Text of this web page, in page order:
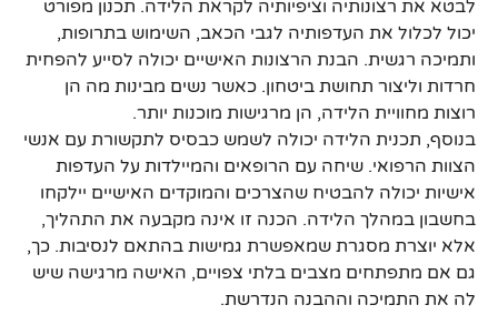
לבטא את רצונותיה וציפיותיה לקראת הלידה. תכנון מפורט
יכול לכלול את העדפותיה לגבי הכאב, השימוש בתרופות,
ותמיכה רגשית. הבנת הרצונות האישיים יכולה לסייע להפחית
חרדות וליצור תחושת ביטחון. כאשר נשים מבינות מה הן
רוצות מחוויית הלידה, הן מרגישות מוכנות יותר.
בנוסף, תכנית הלידה יכולה לשמש כבסיס לתקשורת עם אנשי
הצוות הרפואי. שיחה עם הרופאים והמיילדות על העדפות
אישיות יכולה להבטיח שהצרכים והמוקדים האישיים יילקחו
בחשבון במהלך הלידה. הכנה זו אינה מקבעה את התהליך,
אלא יוצרת מסגרת שמאפשרת גמישות בהתאם לנסיבות. כך,
גם אם מתפתחים מצבים בלתי צפויים, האישה מרגישה שיש
לה את התמיכה וההבנה הנדרשת.